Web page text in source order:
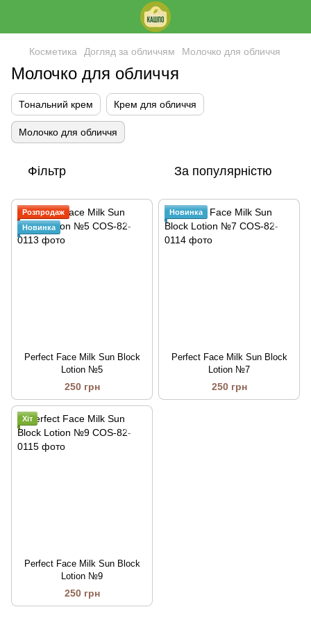
Косметика Догляд за обличчям Молочко для обличчя
Молочко для обличчя
Тональний крем Крем для обличчя
Молочко для обличчя
Фільтр За популярністю
Розпродаж
Новинка
Perfect Face Milk Sun Block
Lotion №5
250 грн
Новинка
Perfect Face Milk Sun Block
Lotion №7
250 грн
Хіт
Perfect Face Milk Sun Block
Lotion №9
250 грн